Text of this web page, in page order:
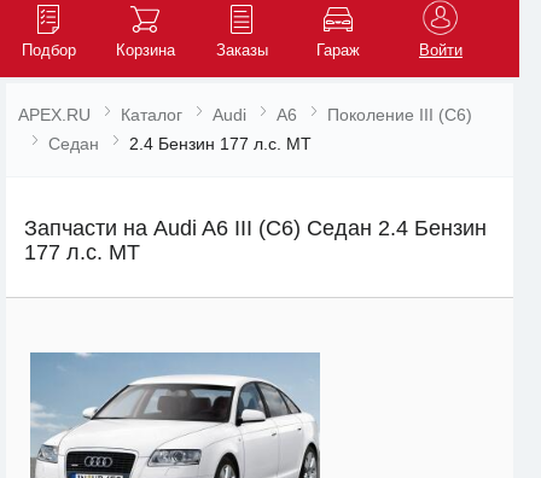
Подбор Корзина Заказы Гараж Войти
APEX.RU Каталог Audi A6
Поколение III (C6)
Седан
2.4 Бензин 177 л.с. MT
Запчасти на Audi A6 III (C6) Седан 2.4 Бензин
177 л.с. MT